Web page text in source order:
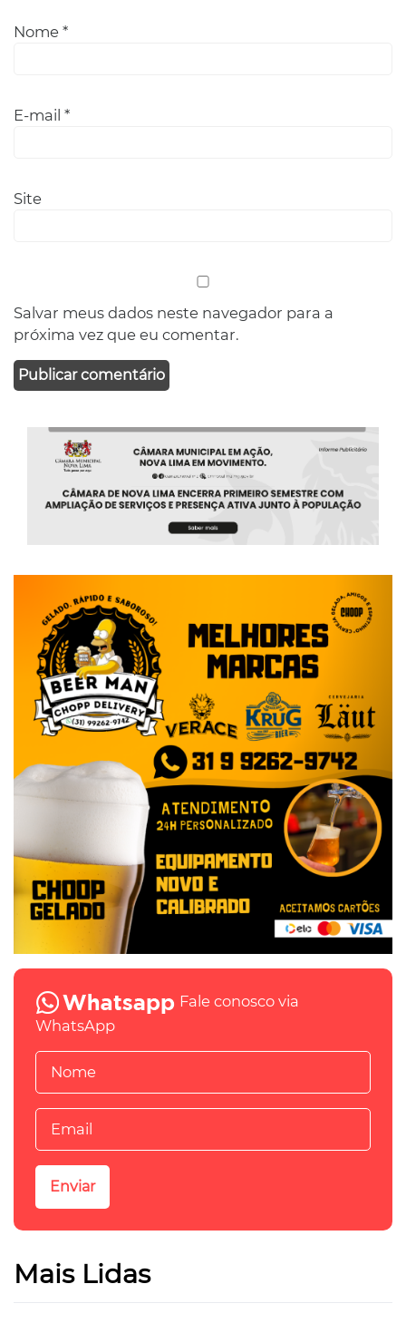
Nome *
E-mail *
Site
Salvar meus dados neste navegador para a
próxima vez que eu comentar.
Fale conosco via
WhatsApp
Mais Lidas